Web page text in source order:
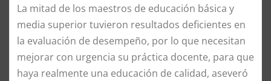
La mitad de los maestros de educación básica y
media superior tuvieron resultados deficientes en
la evaluación de desempeño, por lo que necesitan
mejorar con urgencia su práctica docente, para que
haya realmente una educación de calidad, aseveró